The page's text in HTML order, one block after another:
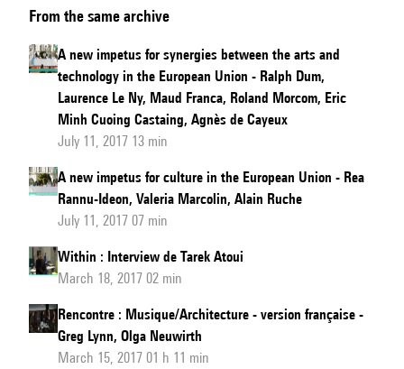
of
the
artists
winners
VERTIGO
STARTS
From the same archive
A new impetus for synergies between the arts and
technology in the European Union - Ralph Dum,
Laurence Le Ny, Maud Franca, Roland Morcom, Eric
Minh Cuoing Castaing, Agnès de Cayeux
July 11, 2017 13 min
A new impetus for culture in the European Union - Rea
Rannu-Ideon, Valeria Marcolin, Alain Ruche
July 11, 2017 07 min
Within : Interview de Tarek Atoui
March 18, 2017 02 min
Rencontre : Musique/Architecture - version française -
Greg Lynn, Olga Neuwirth
March 15, 2017 01 h 11 min